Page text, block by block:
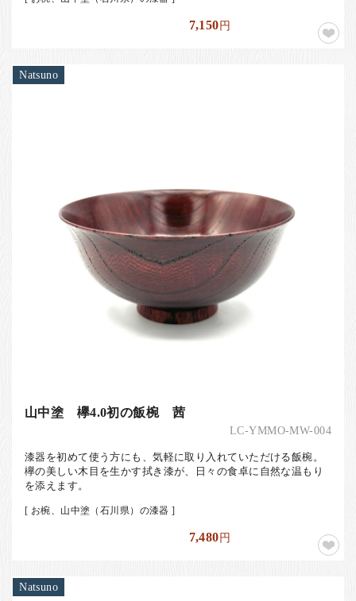
7,150円
Natsuno
山中塗 欅4.0初の飯椀 茜
LC-YMMO-MW-004
漆器を初めて使う方にも、気軽に取り入れていただける飯椀。
欅の美しい木目を生かす拭き漆が、日々の食卓に自然な温もり
を添えます。
[ お椀、山中塗（石川県）の漆器 ]
7,480円
Natsuno